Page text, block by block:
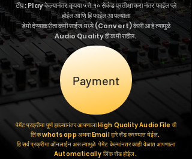
टीप : Play केल्यानंतर कृपया ५ ते १० सेकंड प्रतीक्षा करा नंतर फाईल प्ले
होईल आणि हि फाईल आपल्याला
डेमो देण्याकरीता कमी साईज मध्ये (Convert) केली आहे त्यामुळे
Audio Quality ही कमी राहील.
Payment
पेमेंट प्रक्रीया पूर्ण झाल्यानंतर आपणाला High Quality Audio File ची
लिंक whats app अथवा Email द्वारे सेंड करण्यात येईल.
हि सर्व प्रक्रीया ऑनलाईन असल्यामुळे पेमेंट केल्यांनतर काही वेळात आपणाला
Automatically लिंक सेंड होईल.